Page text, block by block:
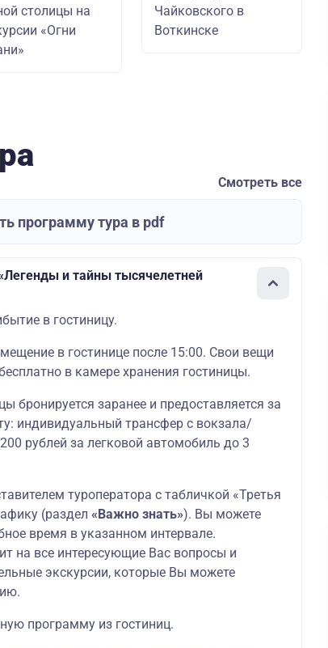
столицы на
«Огни
Чайковского в
Воткинске
Смотреть все
программу тура в pdf
и тайны тысячелетней
в гостиницу.
в гостинице после 15:00. Свои вещи
в камере хранения гостиницы.
бронируется заранее и предоставляется за
индивидуальный трансфер с вокзала/
рублей за легковой автомобиль до 3
туроператора с табличкой «Третья
(раздел «Важно знать»). Вы можете
время в указанном интервале.
на все интересующие Вас вопросы и
экскурсии, которые Вы можете
программу из гостиниц.